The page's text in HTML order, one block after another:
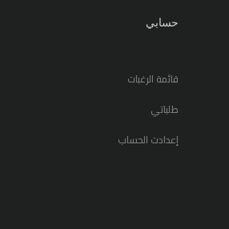
حسابي
قائمة الرغبات
طلباتي
إعدادت الحساب